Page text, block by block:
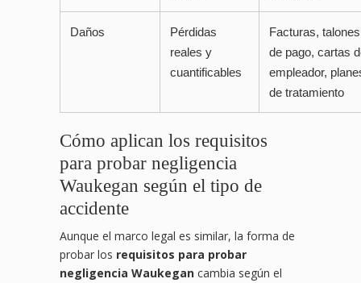
Daños
Pérdidas
reales y
cuantificables
Facturas, talones
de pago, cartas
empleador,
de tratamiento
Cómo aplican los requisitos
para probar negligencia
Waukegan según el tipo de
accidente
Aunque el marco legal es similar, la forma de
probar los requisitos para probar
negligencia Waukegan cambia según el